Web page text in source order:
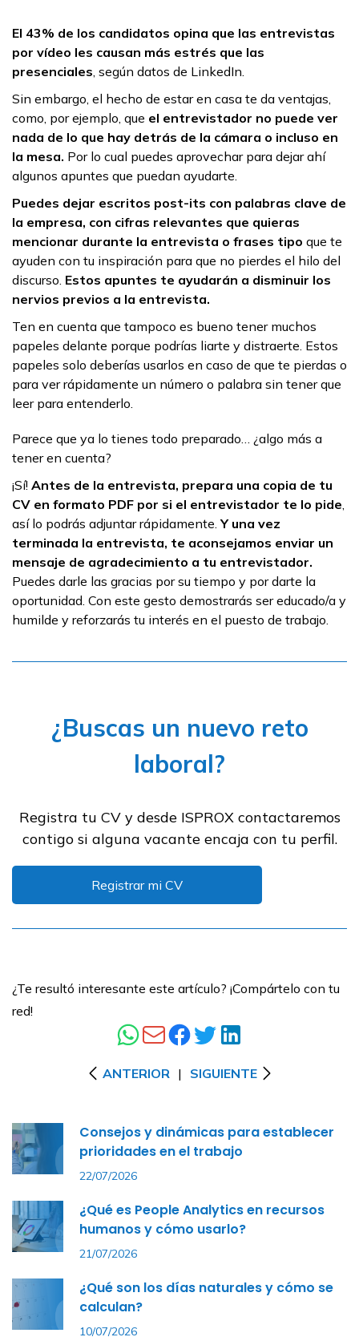
El 43% de los candidatos opina que las entrevistas
por vídeo les causan más estrés que las
presenciales, según datos de LinkedIn.
Sin embargo, el hecho de estar en casa te da ventajas,
como, por ejemplo, que el entrevistador no puede ver
nada de lo que hay detrás de la cámara o incluso en
la mesa. Por lo cual puedes aprovechar para dejar ahí
algunos apuntes que puedan ayudarte.
Puedes dejar escritos post-its con palabras clave de
la empresa, con cifras relevantes que quieras
mencionar durante la entrevista o frases tipo que te
ayuden con tu inspiración para que no pierdes el hilo del
discurso. Estos apuntes te ayudarán a disminuir los
nervios previos a la entrevista.
Ten en cuenta que tampoco es bueno tener muchos
papeles delante porque podrías liarte y distraerte. Estos
papeles solo deberías usarlos en caso de que te pierdas o
para ver rápidamente un número o palabra sin tener que
leer para entenderlo.
Parece que ya lo tienes todo preparado… ¿algo más a
tener en cuenta?
¡Sí! Antes de la entrevista, prepara una copia de tu
CV en formato PDF por si el entrevistador te lo pide,
así lo podrás adjuntar rápidamente.Y una vez
terminada la entrevista, te aconsejamos enviar un
mensaje de agradecimiento a tu entrevistador.
Puedes darle las gracias por su tiempo y por darte la
oportunidad. Con este gesto demostrarás ser educado/a y
humilde y reforzarás tu interés en el puesto de trabajo.
¿Buscas un nuevo reto
laboral?
Registra tu CV y desde ISPROX contactaremos
contigo si alguna vacante encaja con tu perfil.
Registrar mi CV
¿Te resultó interesante este artículo? ¡Compártelo con tu
red!
ANTERIOR | SIGUIENTE
Consejos y dinámicas para establecer
prioridades en el trabajo
22/07/2026
¿Qué es People Analytics en recursos
humanos y cómo usarlo?
21/07/2026
¿Qué son los días naturales y cómo se
calculan?
10/07/2026